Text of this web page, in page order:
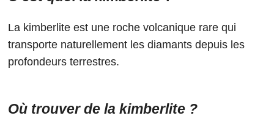
La kimberlite est une roche volcanique rare qui
transporte naturellement les diamants depuis les
profondeurs terrestres.
Où trouver de la kimberlite ?